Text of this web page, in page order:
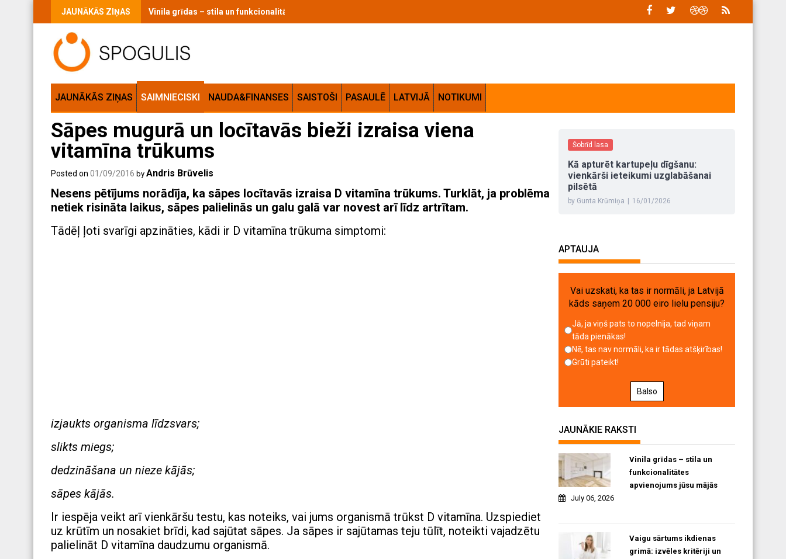
JAUNĀKĀS ZIŅAS Vinila grīdas – stila un funkcionalitātes apvienojums jūsu mājās
JAUNĀKĀS ZIŅAS SAIMNIECISKI NAUDA&FINANSES SAISTOŠI PASAULĒ LATVIJĀ NOTIKUMI
Sāpes mugurā un locītavās bieži izraisa viena
vitamīna trūkums
Posted on 01/09/2016 by Andris Brūvelis
Nesens pētījums norādīja, ka sāpes locītavās izraisa D vitamīna trūkums. Turklāt, ja problēma
netiek risināta laikus, sāpes palielinās un galu galā var novest arī līdz artrītam.
Tādēļ ļoti svarīgi apzināties, kādi ir D vitamīna trūkuma simptomi:
izjaukts organisma līdzsvars;
slikts miegs;
dedzināšana un nieze kājās;
sāpes kājās.
Ir iespēja veikt arī vienkāršu testu, kas noteiks, vai jums organismā trūkst D vitamīna. Uzspiediet
uz krūtīm un nosakiet brīdi, kad sajūtat sāpes. Ja sāpes ir sajūtamas teju tūlīt, noteikti vajadzētu
palielināt D vitamīna daudzumu organismā.
Šobrīd lasa
Kā apturēt kartupeļu dīgšanu:
vienkārši ieteikumi uzglabāšanai
pilsētā
by Gunta Krūmiņa 16/01/2026
APTAUJA
Vai uzskati, ka tas ir normāli, ja Latvijā
kāds saņem 20 000 eiro lielu pensiju?
Jā, ja viņš pats to nopelnīja, tad viņam
tāda pienākas!
Nē, tas nav normāli, ka ir tādas atšķirības!
Grūti pateikt!
Balso
JAUNĀKIE RAKSTI
Vinila grīdas – stila un
funkcionalitātes
apvienojums jūsu mājās
July 06, 2026
Vaigu sārtums ikdienas
grimā: izvēles kritēriji un